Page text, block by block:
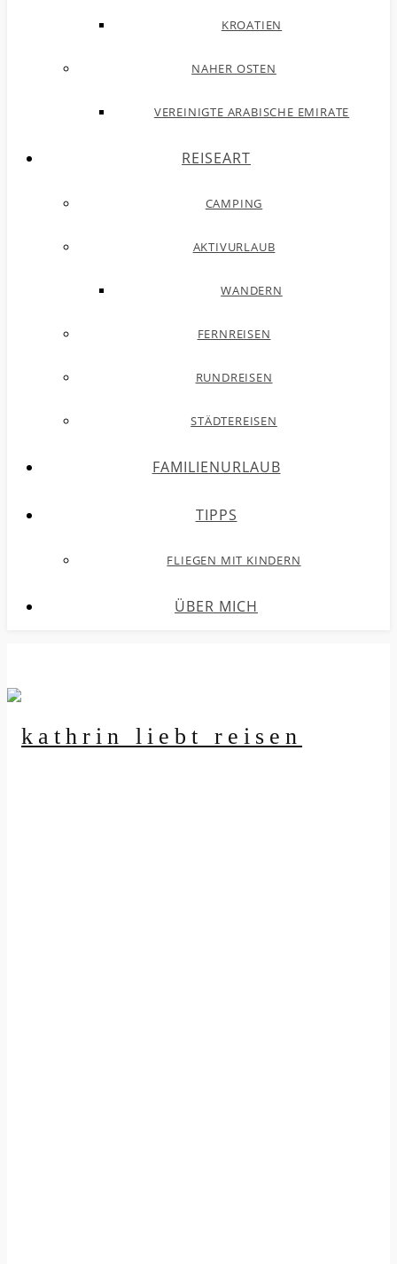
KROATIEN
NAHER OSTEN
VEREINIGTE ARABISCHE EMIRATE
REISEART
CAMPING
AKTIVURLAUB
WANDERN
FERNREISEN
RUNDREISEN
STÄDTEREISEN
FAMILIENURLAUB
TIPPS
FLIEGEN MIT KINDERN
ÜBER MICH